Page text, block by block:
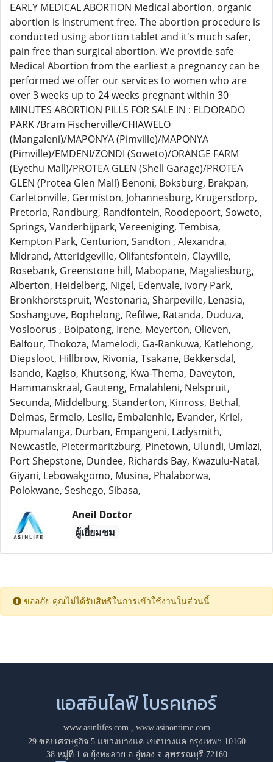
EARLY MEDICAL ABORTION Medical abortion, organic
abortion is instrument free. The abortion procedure is
conducted using abortion tablet and it's much safer,
pain free than surgical abortion. We provide safe
Medical Abortion from the earliest a pregnancy can be
performed we offer our services to women who are
over 3 weeks up to 24 weeks pregnant within 30
MINUTES ABORTION PILLS FOR SALE IN : ELDORADO
PARK /Bram Fischerville/CHIAWELO
(Mangaleni)/MAPONYA (Pimville)/MAPONYA
(Pimville)/EMDENI/ZONDI (Soweto)/ORANGE FARM
(Eyethu Mall)/PROTEA GLEN (Shell Garage)/PROTEA
GLEN (Protea Glen Mall) Benoni, Boksburg, Brakpan,
Carletonville, Germiston, Johannesburg, Krugersdorp,
Pretoria, Randburg, Randfontein, Roodepoort, Soweto,
Springs, Vanderbijpark, Vereeniging, Tembisa,
Kempton Park, Centurion, Sandton , Alexandra,
Midrand, Atteridgeville, Olifantsfontein, Clayville,
Rosebank, Greenstone hill, Mabopane, Magaliesburg,
Alberton, Heidelberg, Nigel, Edenvale, Ivory Park,
Bronkhorstspruit, Westonaria, Sharpeville, Lenasia,
Soshanguve, Bophelong, Refilwe, Ratanda, Duduza,
Vosloorus , Boipatong, Irene, Meyerton, Olieven,
Balfour, Thokoza, Mamelodi, Ga-Rankuwa, Katlehong,
Diepsloot, Hillbrow, Rivonia, Tsakane, Bekkersdal,
Isando, Kagiso, Khutsong, Kwa-Thema, Daveyton,
Hammanskraal, Gauteng, Emalahleni, Nelspruit,
Secunda, Middelburg, Standerton, Kinross, Bethal,
Delmas, Ermelo, Leslie, Embalenhle, Evander, Kriel,
Mpumalanga, Durban, Empangeni, Ladysmith,
Newcastle, Pietermaritzburg, Pinetown, Ulundi, Umlazi,
Port Shepstone, Dundee, Richards Bay, Kwazulu-Natal,
Giyani, Lebowakgomo, Musina, Phalaborwa,
Polokwane, Seshego, Sibasa,
Aneil Doctor
ผู้เยี่ยมชม
ขออภัย คุณไม่ได้รับสิทธิในการเข้าใช้งานในส่วนนี้
แอสอินไลฟ์ โบรคเกอร์
www.asinlifes.com, www.asinontime.com
29 ซอยเศรษฐกิจ 5 แขวงบางแค เขตบางแค กรุงเทพฯ 10160
38 หมู่ที่ 1 ต.ยุ้งทะลาย อ.อู่ทอง จ.สุพรรณบุรี 72160